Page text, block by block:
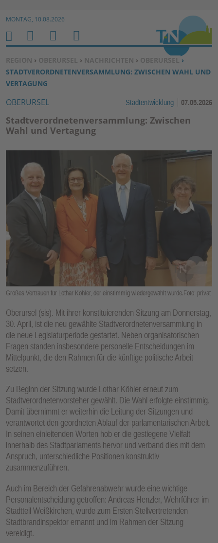
Zum Inhalt springen ↓
MONTAG, 10.08.2026
SIE BEFINDEN SICH HIER:
REGION › OBERURSEL › NACHRICHTEN › OBERURSEL ›
STADTVERORDNETENVERSAMMLUNG: ZWISCHEN WAHL UND
VERTAGUNG
OBERURSEL Stadtentwicklung 07.05.2026
Stadtverordnetenversammlung: Zwischen
Wahl und Vertagung
Großes Vertrauen für Lothar Köhler, der einstimmig wiedergewählt wurde.Foto: privat
Oberursel (sis). Mit ihrer konstituierenden Sitzung am Donnerstag,
30. April, ist die neu gewählte Stadtverordnetenversammlung in
die neue Legislaturperiode gestartet. Neben organisatorischen
Fragen standen insbesondere personelle Entscheidungen im
Mittelpunkt, die den Rahmen für die künftige politische Arbeit
setzen.
Zu Beginn der Sitzung wurde Lothar Köhler erneut zum
Stadtverordnetenvorsteher gewählt. Die Wahl erfolgte einstimmig.
Damit übernimmt er weiterhin die Leitung der Sitzungen und
verantwortet den geordneten Ablauf der parlamentarischen Arbeit.
In seinen einleitenden Worten hob er die gestiegene Vielfalt
innerhalb des Stadtparlaments hervor und verband dies mit dem
Anspruch, unterschiedliche Positionen konstruktiv
zusammenzuführen.
Auch im Bereich der Gefahrenabwehr wurde eine wichtige
Personalentscheidung getroffen: Andreas Henzler, Wehrführer im
Stadtteil Weißkirchen, wurde zum Ersten Stellvertretenden
Stadtbrandinspektor ernannt und im Rahmen der Sitzung
vereidigt.
H
O
M
E
M
E
N
U
S
U
C
B
E
N
E
R
N
K
TI
O
N